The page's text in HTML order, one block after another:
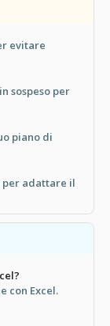
evitare
sospeso per
piano di
per adattare il
con Excel.